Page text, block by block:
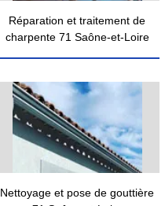
Réparation et traitement de
charpente 71 Saône-et-Loire
Nettoyage et pose de gouttière